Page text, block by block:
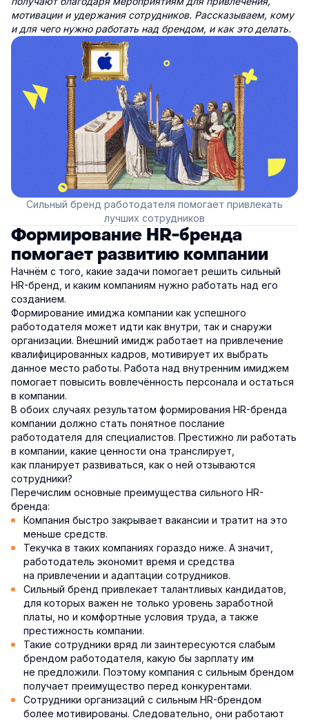
мотивации и удержания сотрудников. Рассказываем, кому
и для чего нужно работать над брендом, и как это делать.
Сильный бренд работодателя помогает привлекать
лучших сотрудников
Формирование HR-бренда
помогает развитию компании
Начнём с того, какие задачи помогает решить сильный
HR-бренд, и каким компаниям нужно работать над его
созданием.
Формирование имиджа компании как успешного
работодателя может идти как внутри, так и снаружи
организации. Внешний имидж работает на привлечение
квалифицированных кадров, мотивирует их выбрать
данное место работы. Работа над внутренним имиджем
помогает повысить вовлечённость персонала и остаться
в компании.
В обоих случаях результатом формирования HR-бренда
компании должно стать понятное послание
работодателя для специалистов. Престижно ли работать
в компании, какие ценности она транслирует,
как планирует развиваться, как о ней отзываются
сотрудники?
Перечислим основные преимущества сильного HR-
бренда:
Компания быстро закрывает вакансии и тратит на это
меньше средств.
Текучка в таких компаниях гораздо ниже. А значит,
работодатель экономит время и средства
на привлечении и адаптации сотрудников.
Сильный бренд привлекает талантливых кандидатов,
для которых важен не только уровень заработной
платы, но и комфортные условия труда, а также
престижность компании.
Такие сотрудники вряд ли заинтересуются слабым
брендом работодателя, какую бы зарплату им
не предложили. Поэтому компания с сильным брендом
получает преимущество перед конкурентами.
Сотрудники организаций с сильным HR-брендом
более мотивированы. Следовательно, они работают